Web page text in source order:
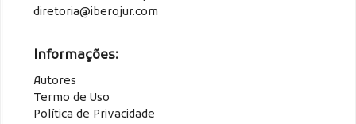
diretoria@iberojur.com
Informações:
Autores
Termo de Uso
Política de Privacidade